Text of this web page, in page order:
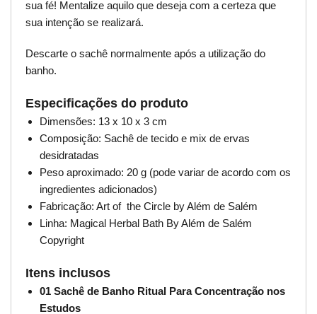
sua fé! Mentalize aquilo que deseja com a certeza que
sua intenção se realizará.
Descarte o sachê normalmente após a utilização do
banho.
Especificações do produto
Dimensões: 13 x 10 x 3 cm
Composição: Sachê de tecido e mix de ervas
desidratadas
Peso aproximado: 20 g (pode variar de acordo com os
ingredientes adicionados)
Fabricação: Art of the Circle by Além de Salém
Linha: Magical Herbal Bath By Além de Salém
Copyright
Itens inclusos
01 Sachê de Banho Ritual Para Concentração nos
Estudos